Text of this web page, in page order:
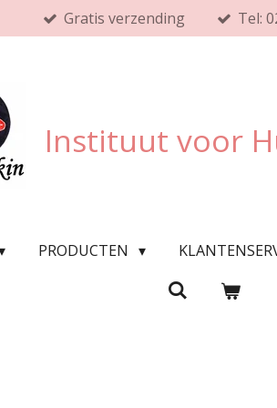
Gratis verzending Tel:
Instituut voor
PRODUCTEN